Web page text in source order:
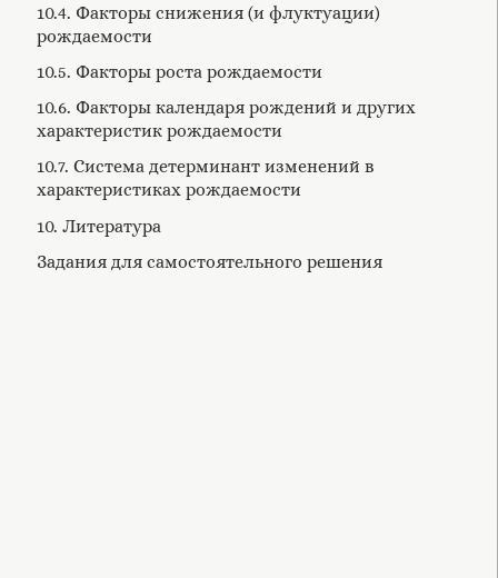
10.4. Факторы снижения (и флуктуации)
рождаемости
10.5. Факторы роста рождаемости
10.6. Факторы календаря рождений и других
характеристик рождаемости
10.7. Система детерминант изменений в
характеристиках рождаемости
10. Литература
Задания для самостоятельного решения